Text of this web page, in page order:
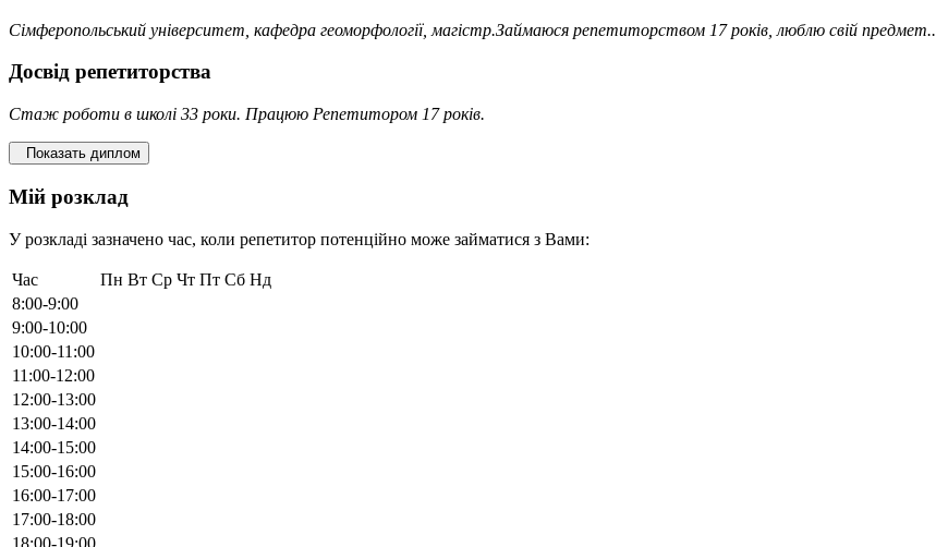
Сімферопольський університет, кафедра геоморфології, магістр.Займаюся репетиторством 17 років, люблю свій предмет..
Досвід репетиторства
Стаж роботи в школі 33 роки. Працюю Репетитором 17 років.
Показать диплом
Мій розклад
У розкладі зазначено час, коли репетитор потенційно може займатися з Вами:
Час Пн Вт Ср Чт Пт Сб Нд
8:00-9:00
9:00-10:00
10:00-11:00
11:00-12:00
12:00-13:00
13:00-14:00
14:00-15:00
15:00-16:00
16:00-17:00
17:00-18:00
18:00-19:00